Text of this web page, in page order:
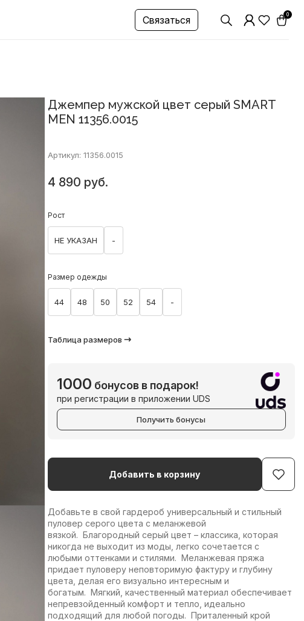
Связаться 0
Джемпер мужской цвет серый SMART
MEN 11356.0015
Артикул: 11356.0015
4 890 руб.
Рост
НЕ УКАЗАН -
Размер одежды
44 48 50 52 54 -
Таблица размеров
1000 бонусов в подарок!
при регистрации в приложении UDS
Получить бонусы
Добавить в корзину
Добавьте в свой гардероб универсальный и стильный
пуловер серого цвета с меланжевой
вязкой. Благородный серый цвет – классика, которая
никогда не выходит из моды, легко сочетается с
любыми оттенками и стилями. Меланжевая пряжа
придает пуловеру неповторимую фактуру и глубину
цвета, делая его визуально интересным и
богатым. Мягкий, качественный материал обеспечивает
непревзойденный комфорт и тепло, идеально
подходящий для любой погоды. Приталенный крой